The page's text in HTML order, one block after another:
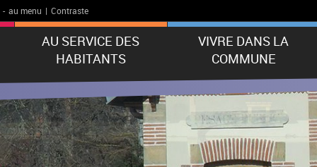
- au menu | Contraste
AU SERVICE DES
HABITANTS
VIVRE DANS LA
COMMUNE